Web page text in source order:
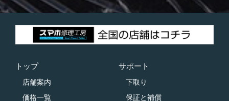
トップ
店舗案内
価格一覧
サポート
下取り
保証と補償